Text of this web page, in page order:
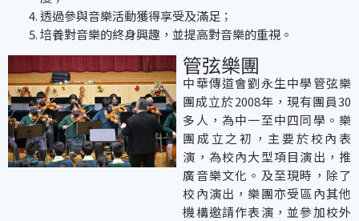
透過參與音樂活動獲得享受及滿足；
培養對音樂的終身興趣，並提高對音樂的重視。
管弦樂團
中華傳道會劉永生中學管弦樂
團成立於2008年，現有團員30
多人，為中一至中四同學。樂
團成立之初，主要於校內表
演，為校內大型項目演出，推
廣音樂文化。及至現時，除了
校內演出，樂團亦受區內其他
機構邀請作表演，並參加校外